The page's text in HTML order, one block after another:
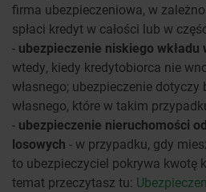
firma ubezpieczeniowa, w
spłaci kredyt w całości lub w
- ubezpieczenie niskiego wkładu
wtedy, kiedy kredytobiorca nie
własnego; ubezpieczenie
własnego, które w takim
- ubezpieczenie nieruchomości
losowych - w przypadku, gdy
to ubezpieczyciel pokrywa kwotę
temat przeczytasz tu: